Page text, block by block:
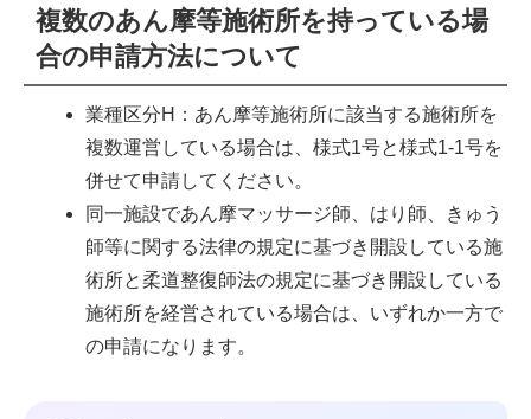
複数のあん摩等施術所を持っている場
合の申請方法について
業種区分H：あん摩等施術所に該当する施術所を
複数運営している場合は、様式1号と様式1-1号を
併せて申請してください。
同一施設であん摩マッサージ師、はり師、きゅう
師等に関する法律の規定に基づき開設している施
術所と柔道整復師法の規定に基づき開設している
施術所を経営されている場合は、いずれか一方で
の申請になります。